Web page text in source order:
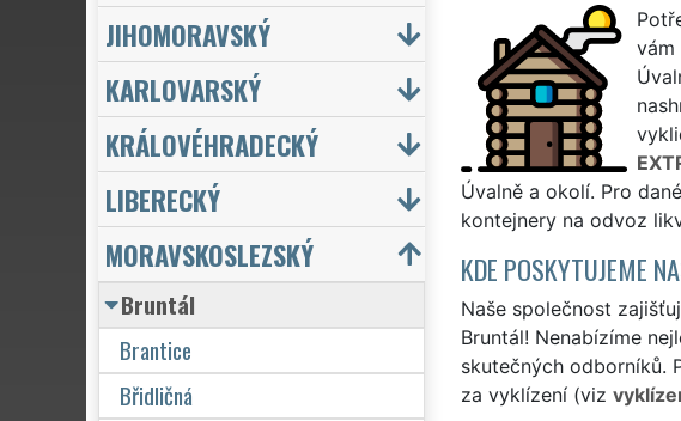
vám
Úvalně a okolí. Pro
kontejnery na odvoz
KDE POSKYTUJEME
Naše společnost
Bruntál! Nenabízíme
skutečných odborníků.
za vyklízení (viz
JIHOMORAVSKÝ
KARLOVARSKÝ
KRÁLOVÉHRADECKÝ
LIBERECKÝ
MORAVSKOSLEZSKÝ
Bruntál
Brantice
Břidličná